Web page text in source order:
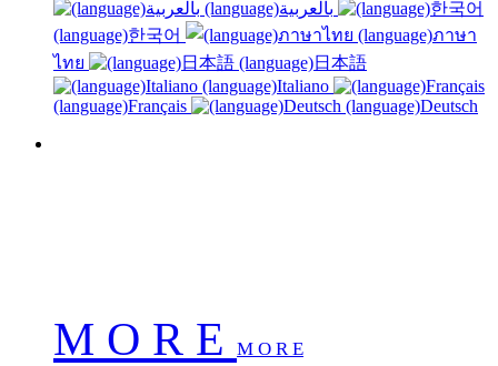
(language)한국어
(language)ภาษา
ไทย
(language)日本語
(language)Italiano
(language)Français
(language)Deutsch
M O R E M O R E